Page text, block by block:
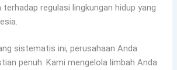
regulasi lingkungan hidup yang
sistematis ini, perusahaan Anda
penuh. Kami mengelola limbah Anda